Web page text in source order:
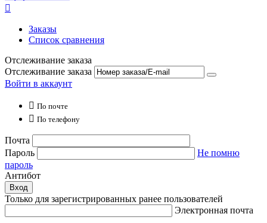

Заказы
Список сравнения
Отслеживание заказа
Отслеживание заказа
Войти в аккаунт
 По почте
 По телефону
Почта
Пароль
Не помню
пароль
Антибот
Вход
Только для зарегистрированных ранее пользователей
Электронная почта